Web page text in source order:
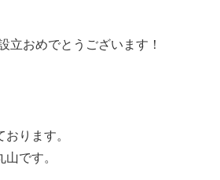
立おめでとうございます！
ります。
です。